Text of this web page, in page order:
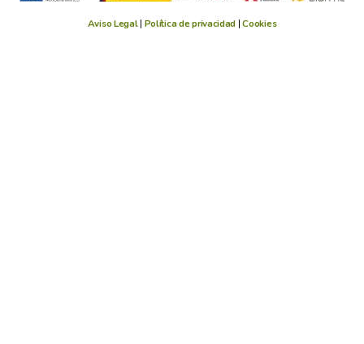
Aviso Legal| Política de privacidad |Cookies